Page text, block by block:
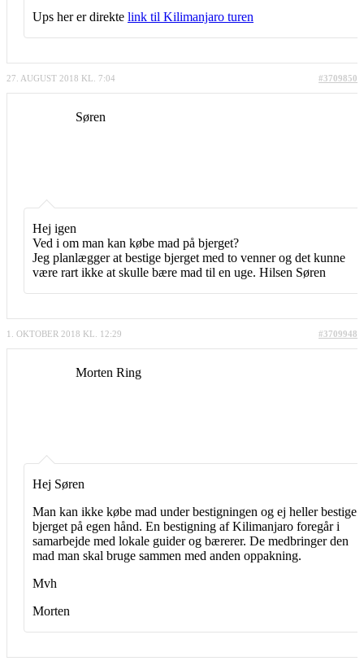
Ups her er direkte link til Kilimanjaro turen
27. AUGUST 2018 KL. 7:04 #3709850
Søren
Hej igen
Ved i om man kan købe mad på bjerget?
Jeg planlægger at bestige bjerget med to venner og det kunne
være rart ikke at skulle bære mad til en uge. Hilsen Søren
1. OKTOBER 2018 KL. 12:29 #3709948
Morten Ring
Hej Søren
Man kan ikke købe mad under bestigningen og ej heller bestige
bjerget på egen hånd. En bestigning af Kilimanjaro foregår i
samarbejde med lokale guider og bærerer. De medbringer den
mad man skal bruge sammen med anden oppakning.
Mvh
Morten